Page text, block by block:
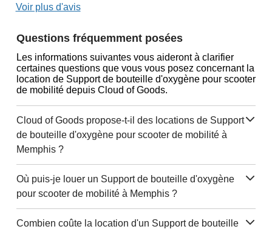
Voir plus d'avis
Questions fréquemment posées
Les informations suivantes vous aideront à clarifier
certaines questions que vous vous posez concernant la
location de Support de bouteille d'oxygène pour scooter
de mobilité depuis Cloud of Goods.
Cloud of Goods propose-t-il des locations de Support
de bouteille d'oxygène pour scooter de mobilité à
Memphis ?
Où puis-je louer un Support de bouteille d'oxygène
pour scooter de mobilité à Memphis ?
Combien coûte la location d'un Support de bouteille